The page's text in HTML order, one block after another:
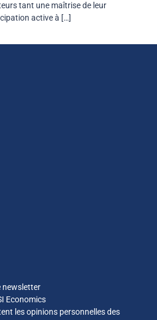
tant une maîtrise de leur
active à […]
newsletter
Economics
les opinions personnelles des